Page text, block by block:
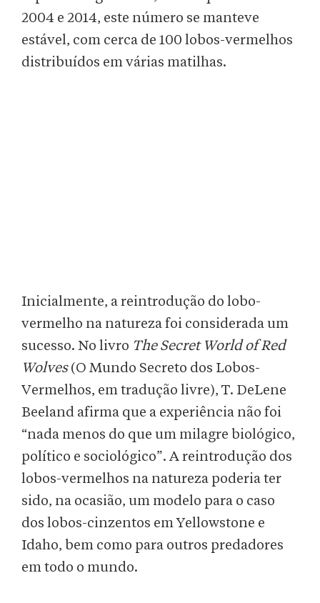
2004 e 2014, este número se manteve
estável, com cerca de 100 lobos-vermelhos
distribuídos em várias matilhas.
Inicialmente, a reintrodução do lobo-
vermelho na natureza foi considerada um
sucesso. No livro The Secret World of Red
Wolves(O Mundo Secreto dos Lobos-
Vermelhos, em tradução livre), T. DeLene
Beeland afirma que a experiência não foi
“nada menos do que um milagre biológico,
político e sociológico”. A reintrodução dos
lobos-vermelhos na natureza poderia ter
sido, na ocasião, um modelo para o caso
dos lobos-cinzentos em Yellowstone e
Idaho, bem como para outros predadores
em todo o mundo.